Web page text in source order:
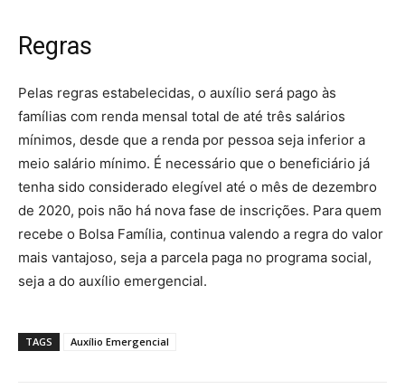
Regras
Pelas regras estabelecidas, o auxílio será pago às
famílias com renda mensal total de até três salários
mínimos, desde que a renda por pessoa seja inferior a
meio salário mínimo. É necessário que o beneficiário já
tenha sido considerado elegível até o mês de dezembro
de 2020, pois não há nova fase de inscrições. Para quem
recebe o Bolsa Família, continua valendo a regra do valor
mais vantajoso, seja a parcela paga no programa social,
seja a do auxílio emergencial.
TAGS Auxílio Emergencial